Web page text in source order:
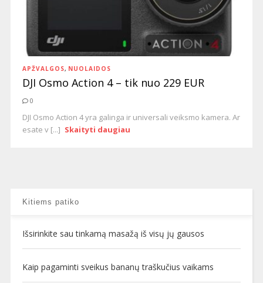
APŽVALGOS, NUOLAIDOS
DJI Osmo Action 4 – tik nuo 229 EUR
0
DJI Osmo Action 4 yra galinga ir universali veiksmo kamera. Ar
esate v [...] Skaityti daugiau
Kitiems patiko
Išsirinkite sau tinkamą masažą iš visų jų gausos
Kaip pagaminti sveikus bananų traškučius vaikams